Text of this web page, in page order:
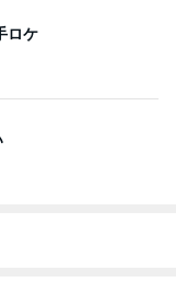
ロケ